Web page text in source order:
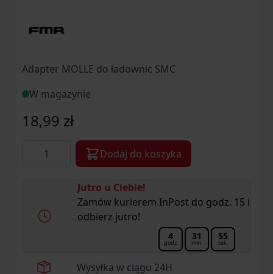
Adapter MOLLE do ładownic SMC
W magazynie
18,99 zł
Dodaj do koszyka
Jutro u Ciebie!
Zamów kurierem InPost do godz. 15 i
odbierz jutro!
55
sek.
31
min.
4
godz.
Wysyłka w ciągu 24H